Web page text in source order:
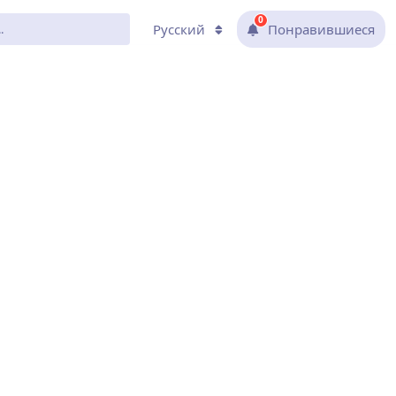
Русский
0
Понравившиеся